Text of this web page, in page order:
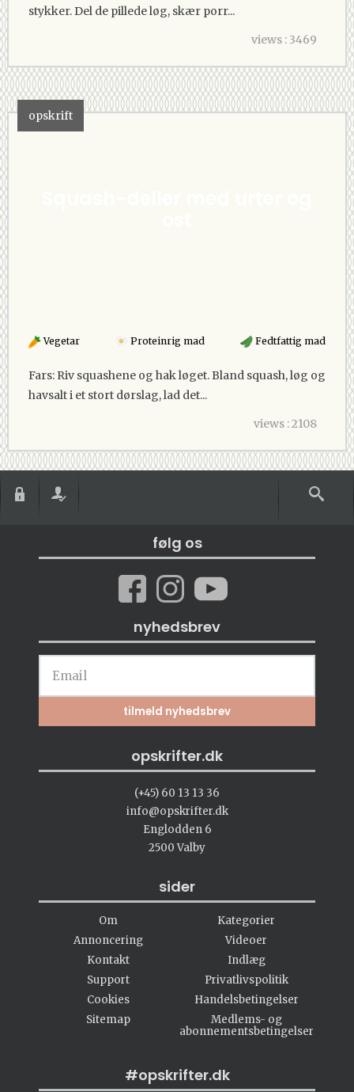
stykker. Del de pillede løg, skær porr...
views : 3469
opskrift
Vegetar Proteinrig mad Fedtfattig mad
Fars: Riv squashene og hak løget. Bland squash, løg og
havsalt i et stort dørslag, lad det...
views : 2108
følg os
nyhedsbrev
opskrifter.dk
(+45) 60 13 13 36
info@opskrifter.dk
Englodden 6
2500 Valby
sider
Om
Annoncering
Kontakt
Support
Cookies
Sitemap
Kategorier
Videoer
Indlæg
Privatlivspolitik
Handelsbetingelser
Medlems- og
abonnementsbetingelser
#opskrifter.dk